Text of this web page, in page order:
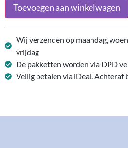
Toevoegen aan winkelwagen
Wij verzenden op maandag,
vrijdag
De pakketten worden via DPD
Veilig betalen via iDeal. Achteraf